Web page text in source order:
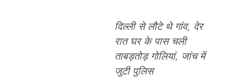
दिल्ली से लौटे थे गांव, देर
रात घर के पास चली
ताबड़तोड़ गोलियां, जांच में
जुटी पुलिस